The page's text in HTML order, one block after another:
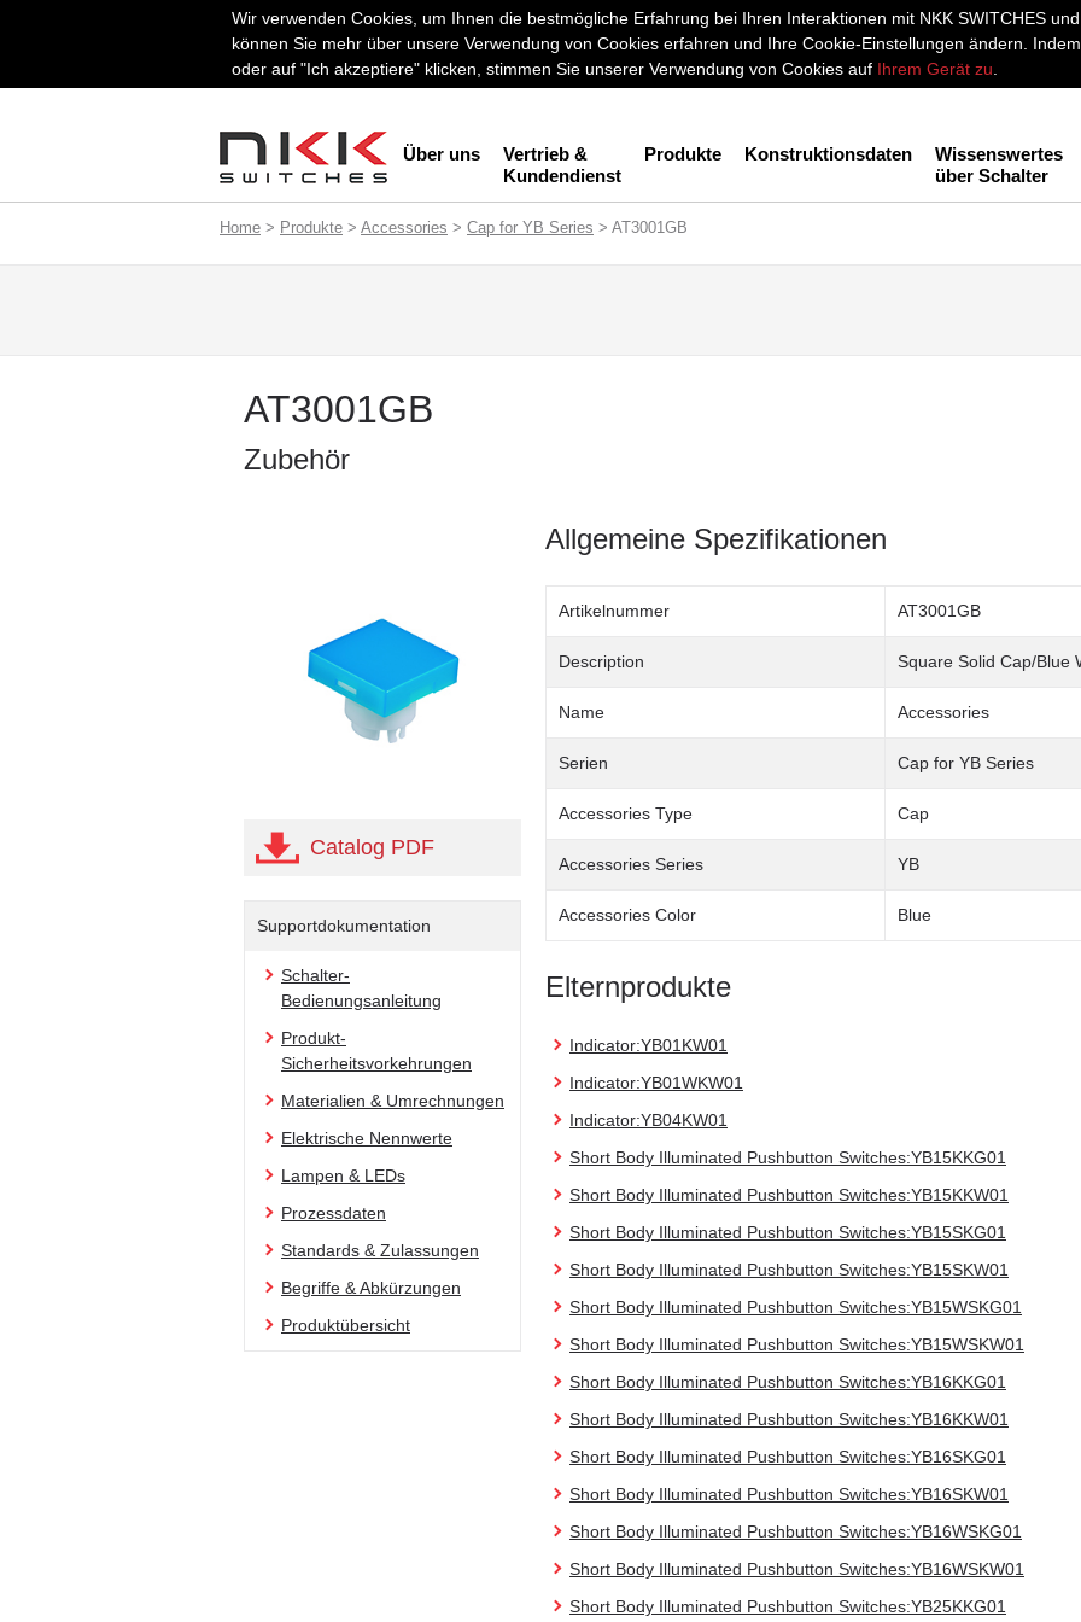
Wir verwenden Cookies, um Ihnen die bestmögliche Erfahrung bei Ihren Interaktionen mit NKK SWITCHES
können Sie mehr über unsere Verwendung von Cookies erfahren und Ihre Cookie-Einstellungen ändern.
oder auf "Ich akzeptiere" klicken, stimmen Sie unserer Verwendung von Cookies auf Ihrem Gerät zu
Über uns
Vertrieb &
Kundendienst
Produkte Konstruktionsdaten
Wissenswertes
über Schalter
Home > Produkte > Accessories > Cap for YB Series > AT3001GB
AT3001GB
Zubehör
Catalog PDF
Supportdokumentation
Schalter-
Bedienungsanleitung
Produkt-
Sicherheitsvorkehrungen
Materialien & Umrechnungen
Elektrische Nennwerte
Lampen & LEDs
Prozessdaten
Standards & Zulassungen
Begriffe & Abkürzungen
Produktübersicht
Allgemeine Spezifikationen
Artikelnummer AT3001GB
Description Square Solid Cap/Blue
Name Accessories
Serien Cap for YB Series
Accessories Type Cap
Accessories Series YB
Accessories Color Blue
Elternprodukte
Indicator:YB01KW01
Indicator:YB01WKW01
Indicator:YB04KW01
Short Body Illuminated Pushbutton Switches:YB15KKG01
Short Body Illuminated Pushbutton Switches:YB15KKW01
Short Body Illuminated Pushbutton Switches:YB15SKG01
Short Body Illuminated Pushbutton Switches:YB15SKW01
Short Body Illuminated Pushbutton Switches:YB15WSKG01
Short Body Illuminated Pushbutton Switches:YB15WSKW01
Short Body Illuminated Pushbutton Switches:YB16KKG01
Short Body Illuminated Pushbutton Switches:YB16KKW01
Short Body Illuminated Pushbutton Switches:YB16SKG01
Short Body Illuminated Pushbutton Switches:YB16SKW01
Short Body Illuminated Pushbutton Switches:YB16WSKG01
Short Body Illuminated Pushbutton Switches:YB16WSKW01
Short Body Illuminated Pushbutton Switches:YB25KKG01